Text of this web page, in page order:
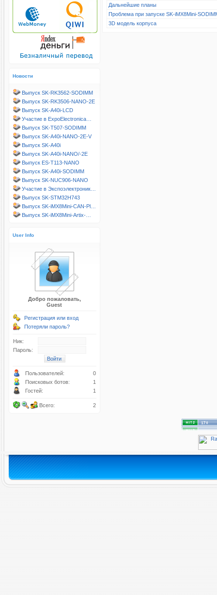
Новости
Выпуск SK-RK3562-SODIMM
Выпуск SK-RK3506-NANO-2E
Выпуск SK-A40i-LCD
Участие в ExpoElectronica…
Выпуск SK-T507-SODIMM
Выпуск SK-A40i-NANO-2E-V
Выпуск SK-A40i
Выпуск SK-A40i-NANO/-2E
Выпуск ES-T113-NANO
Выпуск SK-A40i-SODIMM
Выпуск SK-NUC906-NANO
Участие в Экспоэлектроник…
Выпуск SK-STM32H743
Выпуск SK-iMX8Mini-CAN-Pl…
Выпуск SK-iMX8Mini-Artix-…
User Info
Добро пожаловать,
Guest
Регистрация или вход
Потеряли пароль?
Ник:
Пароль:
Пользователей:
0
Поисковых ботов:
1
Гостей:
1
Всего: 2
Дальнейшие планы
Проблема при запуске SK-iMX8Mini-
3D модель корпуса